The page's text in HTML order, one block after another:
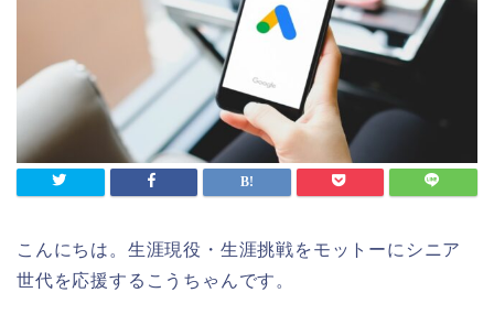
こんにちは。生涯現役・生涯挑戦をモットーにシニア
世代を応援するこうちゃんです。